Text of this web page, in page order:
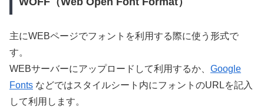
主にWEBページでフォントを利用する際に使う形式で
す。
WEBサーバーにアップロードして利用するか、 Google
Fonts などではスタイルシート内にフォントのURLを記入
して利用します。